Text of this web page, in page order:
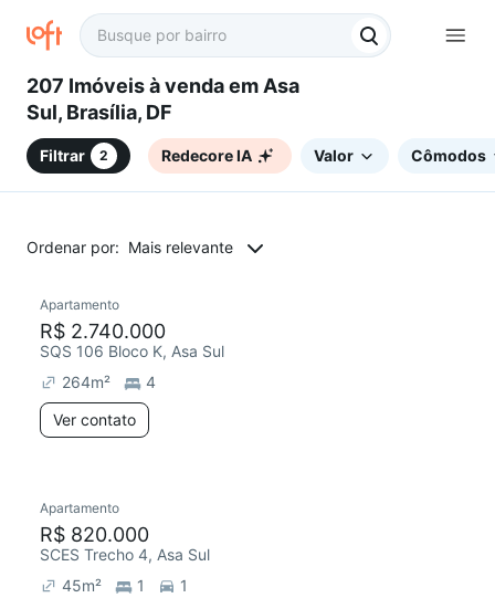
207 Imóveis à venda em Asa
Sul, Brasília, DF
Filtrar 2 Redecore IA Valor Cômodos
Ordenar por: Mais relevante
Redecorar
Apartamento
R$ 2.740.000
SQS 106 Bloco K, Asa Sul
264m²
4
Ver contato
Redecorar
Apartamento
R$ 820.000
SCES Trecho 4, Asa Sul
45m² 1
1